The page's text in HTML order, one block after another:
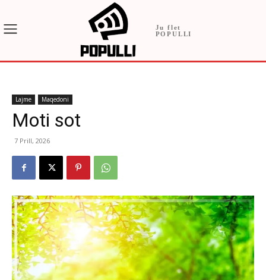
Ju flet
POPULLI
Lajme Maqedoni
Moti sot
7 Prill, 2026